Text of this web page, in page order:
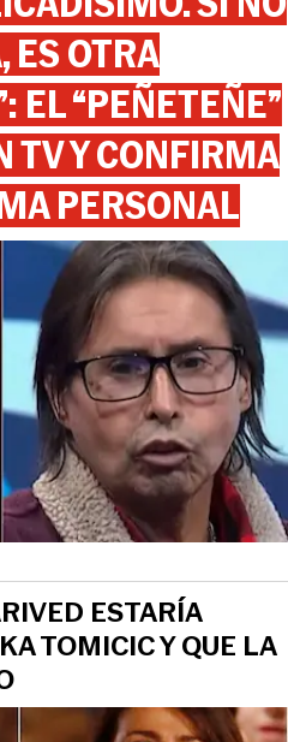
ES OTRA
EL “PEÑETEÑE”
TV Y CONFIRMA
PERSONAL
ESTARÍA
TOMICIC Y QUE LA